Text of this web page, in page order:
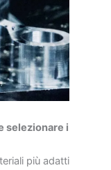
selezionare i
più adatti